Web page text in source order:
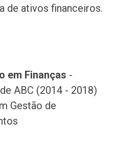
de ativos financeiros.
em Finanças -
ABC (2014 - 2018)
Gestão de